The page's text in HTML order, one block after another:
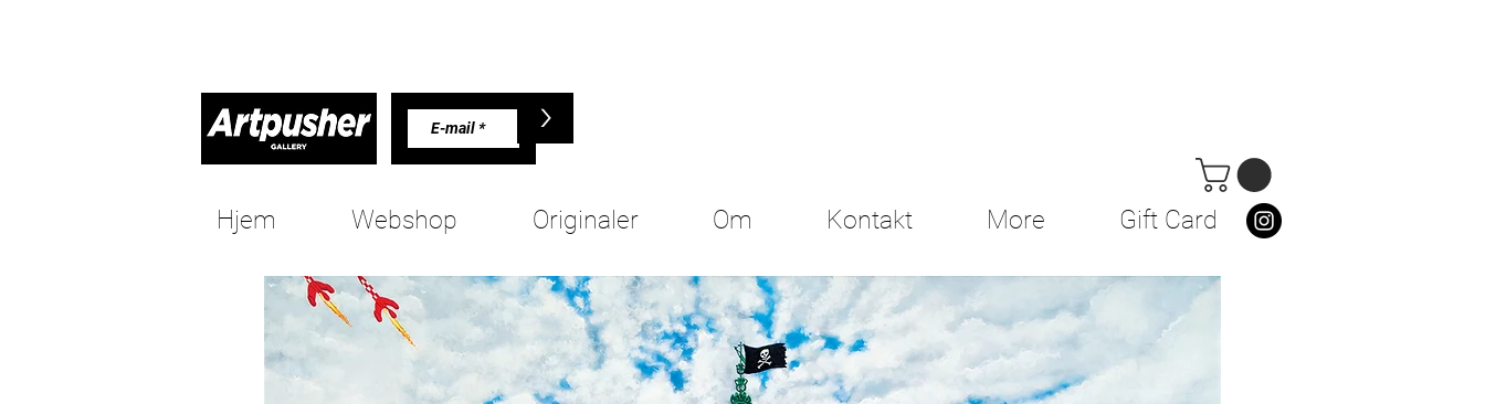
>
Hjem Webshop Originaler Om Kontakt More Gift Card